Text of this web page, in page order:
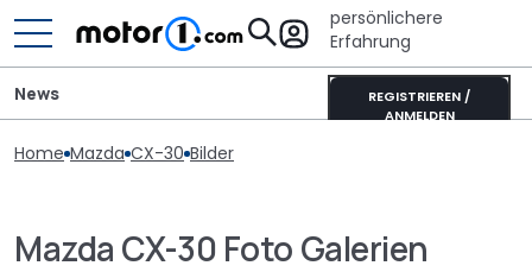
persönlichere
Erfahrung
REGISTRIEREN /
ANMELDEN
News
Home Mazda CX-30 Bilder
Mazda CX-30 Foto Galerien